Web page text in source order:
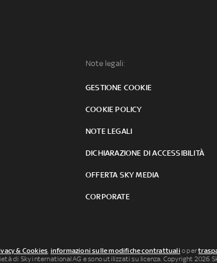
Note legali:
GESTIONE COOKIE
COOKIE POLICY
NOTE LEGALI
DICHIARAZIONE DI ACCESSIBILITÀ
OFFERTA SKY MEDIA
CORPORATE
& Cookies, informazioni sulle modifiche contrattuali o per
Sky international AG e sono utilizzati su licenza. Copyright 2026